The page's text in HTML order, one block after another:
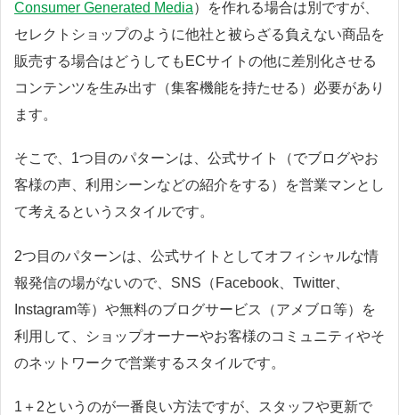
Consumer Generated Media）を作れる場合は別ですが、
セレクトショップのように他社と被らざる負えない商品を
販売する場合はどうしてもECサイトの他に差別化させる
コンテンツを生み出す（集客機能を持たせる）必要があり
ます。
そこで、1つ目のパターンは、公式サイト（でブログやお
客様の声、利用シーンなどの紹介をする）を営業マンとし
て考えるというスタイルです。
2つ目のパターンは、公式サイトとしてオフィシャルな情
報発信の場がないので、SNS（Facebook、Twitter、
Instagram等）や無料のブログサービス（アメブロ等）を
利用して、ショップオーナーやお客様のコミュニティやそ
のネットワークで営業するスタイルです。
1＋2というのが一番良い方法ですが、スタッフや更新で